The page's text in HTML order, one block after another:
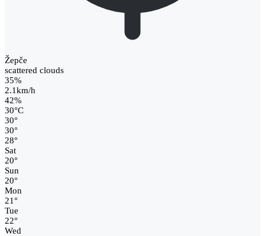
Žepče
scattered clouds
35%
2.1km/h
42%
30°C
30°
30°
28°
Sat
20°
Sun
20°
Mon
21°
Tue
22°
Wed